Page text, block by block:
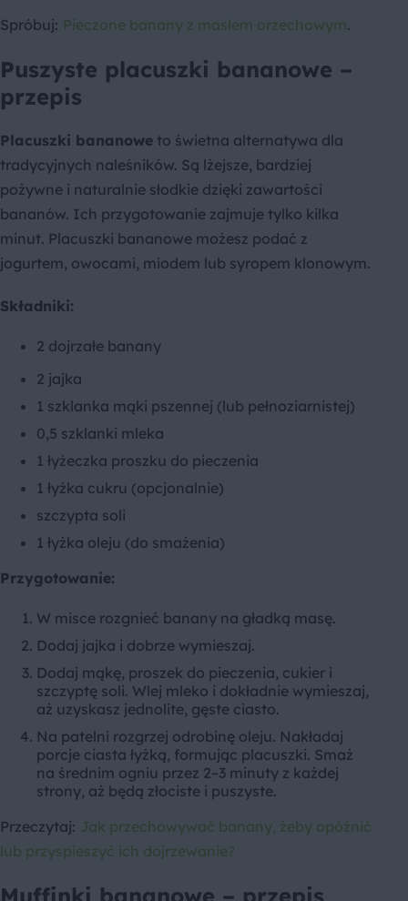
Spróbuj: Pieczone banany z masłem orzechowym.
Puszyste placuszki bananowe –
przepis
Placuszki bananowe to świetna alternatywa dla
tradycyjnych naleśników. Są lżejsze, bardziej
pożywne i naturalnie słodkie dzięki zawartości
bananów. Ich przygotowanie zajmuje tylko kilka
minut. Placuszki bananowe możesz podać z
jogurtem, owocami, miodem lub syropem klonowym.
Składniki:
2 dojrzałe banany
2 jajka
1 szklanka mąki pszennej (lub pełnoziarnistej)
0,5 szklanki mleka
1 łyżeczka proszku do pieczenia
1 łyżka cukru (opcjonalnie)
szczypta soli
1 łyżka oleju (do smażenia)
Przygotowanie:
W misce rozgnieć banany na gładką masę.
Dodaj jajka i dobrze wymieszaj.
Dodaj mąkę, proszek do pieczenia, cukier i
szczyptę soli. Wlej mleko i dokładnie wymieszaj,
aż uzyskasz jednolite, gęste ciasto.
Na patelni rozgrzej odrobinę oleju. Nakładaj
porcje ciasta łyżką, formując placuszki. Smaż
na średnim ogniu przez 2–3 minuty z każdej
strony, aż będą złociste i puszyste.
Przeczytaj: Jak przechowywać banany, żeby opóźnić
lub przyspieszyć ich dojrzewanie?